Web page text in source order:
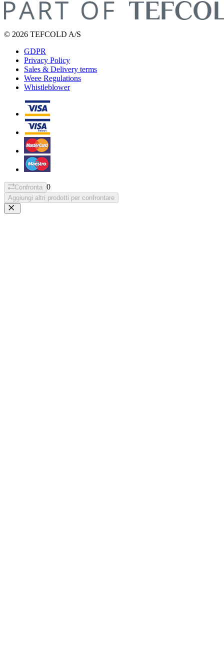
© 2026 TEFCOLD A/S
GDPR
Privacy Policy
Sales & Delivery terms
Weee Regulations
Whistleblower
Confronta 0
Aggiungi altri prodotti per confrontare